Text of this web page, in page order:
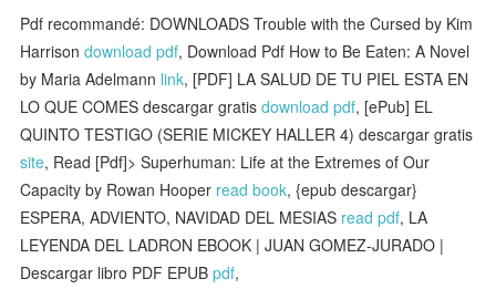
Pdf recommandé: DOWNLOADS Trouble with the Cursed by Kim
Harrisondownload pdf, Download Pdf How to Be Eaten: A Novel
by Maria Adelmann link, [PDF] LA SALUD DE TU PIEL ESTA EN
LO QUE COMES descargar gratisdownload pdf, [ePub] EL
QUINTO TESTIGO (SERIE MICKEY HALLER 4) descargar gratis
site, Read [Pdf]> Superhuman: Life at the Extremes of Our
Capacity by Rowan Hooper read book, {epub descargar}
ESPERA, ADVIENTO, NAVIDAD DEL MESIAS read pdf, LA
LEYENDA DEL LADRON EBOOK | JUAN GOMEZ-JURADO |
Descargar libro PDF EPUBpdf,